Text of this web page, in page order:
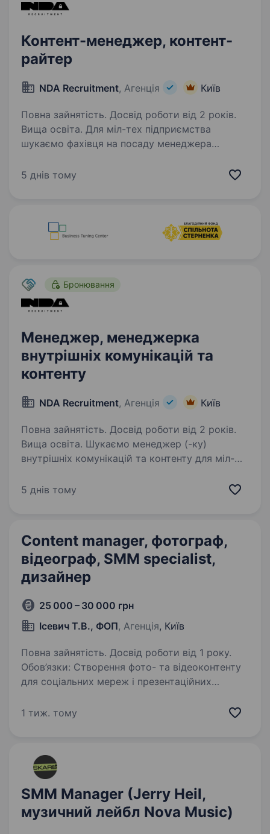
Контент-менеджер, контент-
райтер
NDA Recruitment, Агенція Київ
Повна зайнятість. Досвід роботи від 2 років.
Вища освіта. Для міл-тех підприємства
шукаємо фахівця на посаду менеджера
на керуванні контентом. Це робота на повний
5 днів тому
Бронювання
Менеджер, менеджерка
внутрішніх комунікацій та
контенту
NDA Recruitment, Агенція Київ
Повна зайнятість. Досвід роботи від 2 років.
Вища освіта. Шукаємо менеджер (-ку)
внутрішніх комунікацій та контенту для міл-
на повний день в офісі. Компанія пропонує:
5 днів тому
Content manager, фотограф,
відеограф, SMM specialist,
дизайнер
25 000 – 30 000 грн
Ісевич Т.В., ФОП, Агенція, Київ
Повна зайнятість. Досвід роботи від 1 року.
Обов’язки: Створення фото- та відеоконтенту
для соціальних мереж і презентаційних
та монтаж відео. Розробка візуального
1 тиж. тому
SMM Manager (Jerry Heil,
музичний лейбл Nova Music)